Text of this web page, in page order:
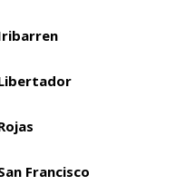
Francisco